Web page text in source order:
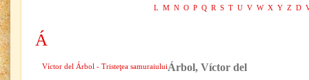
L M N O P Q R S T U V W X Y Z D
Á
Árbol, Víctor del
Víctor del Árbol - Tristeţea samuraiului